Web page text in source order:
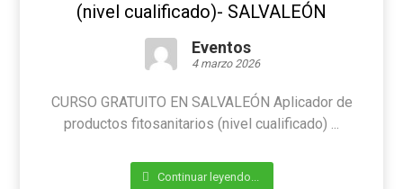
(nivel cualificado)- SALVALEÓN
Eventos
4 marzo 2026
CURSO GRATUITO EN SALVALEÓN Aplicador de
productos fitosanitarios (nivel cualificado) ...
Continuar leyendo...